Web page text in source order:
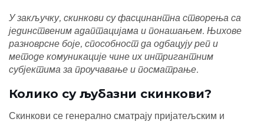
У закључку, скинкови су фасцинантна створења са
јединственим адаптацијама и понашањем. Њихове
разноврсне боје, способност да одбацују реп и
методе комуникације чине их интригантним
субјектима за проучавање и посматрање.
Колико су љубазни скинкови?
Скинкови се генерално сматрају пријатељским и